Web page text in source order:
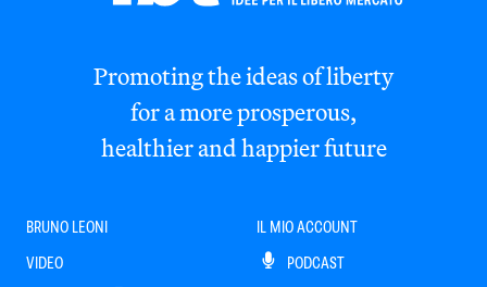
Promoting the ideas of liberty
for a more prosperous,
healthier and happier future
BRUNO LEONI
VIDEO
IL MIO ACCOUNT
PODCAST